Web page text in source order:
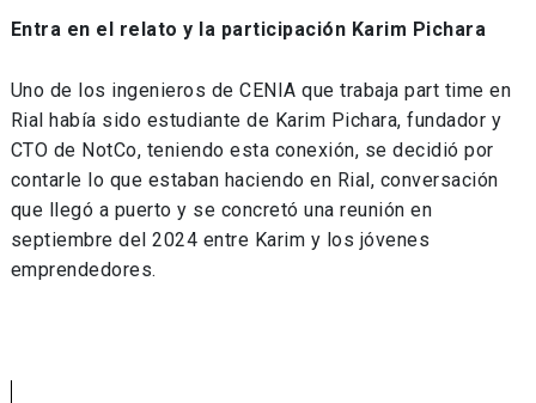
Entra en el relato y la participación Karim Pichara
Uno de los ingenieros de CENIA que trabaja part time en
Rial había sido estudiante de Karim Pichara, fundador y
CTO de NotCo, teniendo esta conexión, se decidió por
contarle lo que estaban haciendo en Rial, conversación
que llegó a puerto y se concretó una reunión en
septiembre del 2024 entre Karim y los jóvenes
emprendedores.